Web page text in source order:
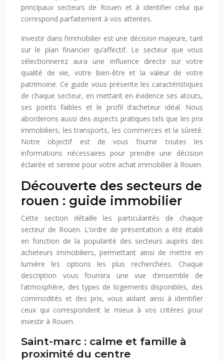
principaux secteurs de Rouen et à identifier celui qui
correspond parfaitement à vos attentes.
Investir dans l’immobilier est une décision majeure, tant
sur le plan financier qu’affectif. Le secteur que vous
sélectionnerez aura une influence directe sur votre
qualité de vie, votre bien-être et la valeur de votre
patrimoine. Ce guide vous présente les caractéristiques
de chaque secteur, en mettant en évidence ses atouts,
ses points faibles et le profil d’acheteur idéal. Nous
aborderons aussi des aspects pratiques tels que les prix
immobiliers, les transports, les commerces et la sûreté.
Notre objectif est de vous fournir toutes les
informations nécessaires pour prendre une décision
éclairée et sereine pour votre achat immobilier à Rouen.
Découverte des secteurs de
rouen : guide immobilier
Cette section détaille les particularités de chaque
secteur de Rouen. L’ordre de présentation a été établi
en fonction de la popularité des secteurs auprès des
acheteurs immobiliers, permettant ainsi de mettre en
lumière les options les plus recherchées. Chaque
description vous fournira une vue d’ensemble de
l’atmosphère, des types de logements disponibles, des
commodités et des prix, vous aidant ainsi à identifier
ceux qui correspondent le mieux à vos critères pour
investir à Rouen.
Saint-marc : calme et famille à
proximité du centre